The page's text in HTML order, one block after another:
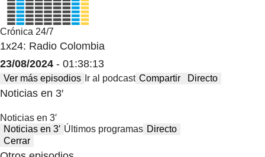
Crónica 24/7
1x24: Radio Colombia
23/08/2024 - 01:38:13
Ver más episodios Ir al podcast Compartir Directo
Noticias en 3′
Noticias en 3′
Noticias en 3′ Últimos programas Directo
Cerrar